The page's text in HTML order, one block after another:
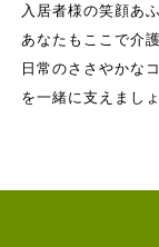
入居者様の笑顔あ
あなたもここで介
日常のささやかな
を一緒に支えましょ